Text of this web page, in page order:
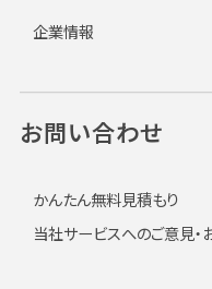
企業情報
お問い合わせ
かんたん無料見積もり
当社サービスへのご意見・